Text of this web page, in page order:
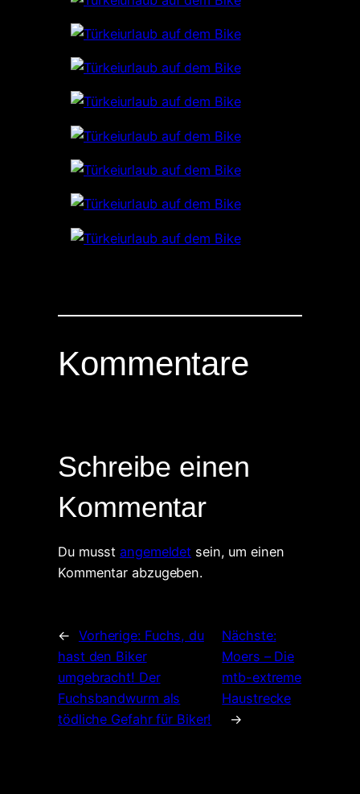
Kommentare
Schreibe einen
Kommentar
Du musstangemeldet sein, um einen
Kommentar abzugeben.
← Vorherige: Fuchs, du
hast den Biker
umgebracht! Der
Fuchsbandwurm als
tödliche Gefahr für Biker!
Nächste:
Moers – Die
mtb-extreme
Haustrecke
→